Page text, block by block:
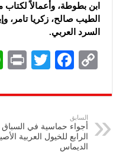
ابن بطوطة، وأعمالاً
الطيب صالح، زكريا تامر،
السرد العربي.
C
p
y
Li
n
F
eb
k
T
tt
السابق
أجواء حماسية في السباق
الرابع للخيول العربية
الديماس